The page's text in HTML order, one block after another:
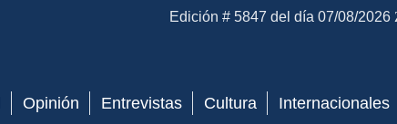
El Mensajero Diario
Edición # 5847 del día 07/08/2026
Opinión Entrevistas Cultura Internacionales